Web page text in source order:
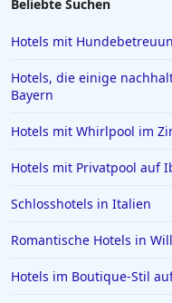
Luxushotels in
Luxushotels in Cancún
Beliebte Suchen
Hotels mit
Hotels, die einige
Bayern
Hotels mit Whirlpool im
Hotels mit Privatpool auf
Schlosshotels in Italien
Romantische Hotels in
Hotels im Boutique-Stil